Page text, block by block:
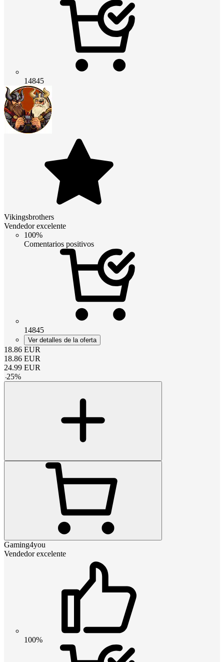
14845
Vikingsbrothers
Vendedor excelente
100%
Comentarios positivos
14845
Ver detalles de la oferta
18.86 EUR
18.86 EUR
24.99 EUR
-25%
Gaming4you
Vendedor excelente
100%